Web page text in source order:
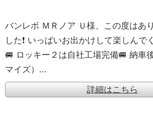
バンレボ ＭＲノア Ｕ様、この度はあ
した❗ いっぱいお出かけして楽しんで
🚐 ロッキー２は自社工場完備🚐 納車
マイズ）...
詳細はこちら